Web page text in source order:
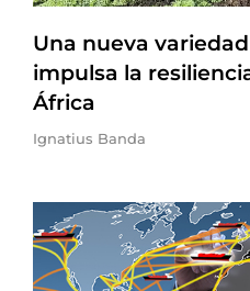
Una nueva
impulsa la
África
Ignatius Banda